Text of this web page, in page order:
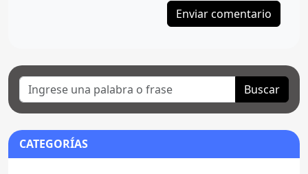
Buscar
CATEGORÍAS